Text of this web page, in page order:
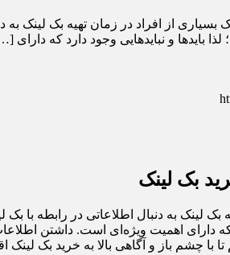
بسیاری از افراد در زمان تهیه بک
بایدها و نبایدهایی وجود دارد که دارای
بک لینک
بک لینک به دنبال اطلاعاتی در رابطه با
که دارای اهمیت ویژه‌ای است. داشتن
با چشم باز و آگاهی بالا به خرید بک لینک